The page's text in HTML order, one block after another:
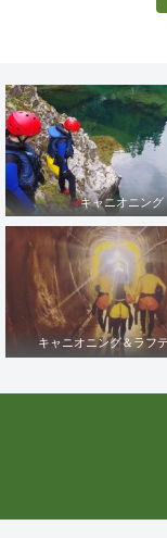
キャニオニング
キャニオニング＆ラフ